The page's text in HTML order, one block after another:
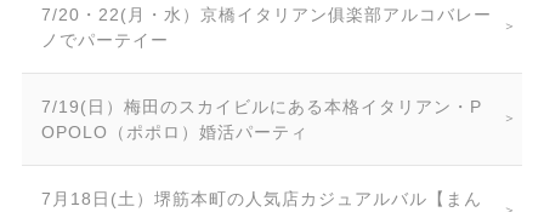
7/20・22(月・水）京橋イタリアン俱楽部アルコバレー
ノでパーテイー
7/19(日）梅田のスカイビルにある本格イタリアン・P
OPOLO（ポポロ）婚活パーティ
7月18日(土）堺筋本町の人気店カジュアルバル【まん